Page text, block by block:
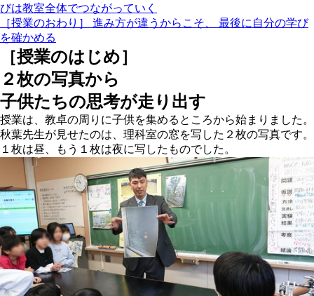
びは教室全体でつながっていく
［授業のおわり］ 進み方が違うからこそ、 最後に自分の学び
を確かめる
［授業のはじめ］
２枚の写真から
子供たちの思考が走り出す
授業は、教卓の周りに子供を集めるところから始まりました。
秋葉先生が見せたのは、理科室の窓を写した２枚の写真です。
１枚は昼、もう１枚は夜に写したものでした。